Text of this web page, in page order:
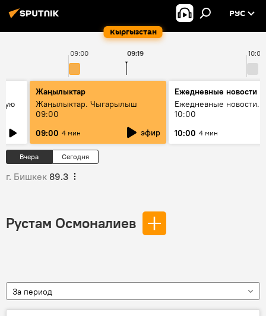
Кыргызстан
РУС
09:00 10:00
09:19
Жаңылыктар
Жаңылыктар. Чыгарылыш
09:00
09:00 4 мин эфир
Ежедневные новости
Ежедневные новости.
10:00
10:00 4 мин
Вчера Сегодня
г. Бишкек 89.3
Рустам Осмоналиев
За период